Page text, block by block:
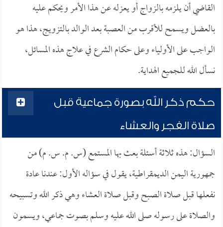
القاضي أن يلزمه بالزواج أو يعزله عن هذا الأمر ويحكم عليه
بالعضل ويسمح للأقرب من العصبة بعد الوالد بالتزويج، هذا هو
الواجب على الأولياء وعلى حكام الشرع في علاج هذه المسائل،
نسأل الله للجميع الهداية.
حكم ذكر الله بصورة جماعية قبل
صلاة الفجر والعشاء
السؤال: هذه ثلاثة أسئلة بعث بها المستمع (س. م. س. م) من
جمهورية اليمن الديمقراطية، يقول في سؤاله الأول: عندنا عادة
نفعلها قبل صلاة الصبح وقبل صلاة العشاء وهي ذكر الله وتسبيحه
والصلاة على رسوله صلى الله عليه وسلم بصوت جماعي، ويسمون